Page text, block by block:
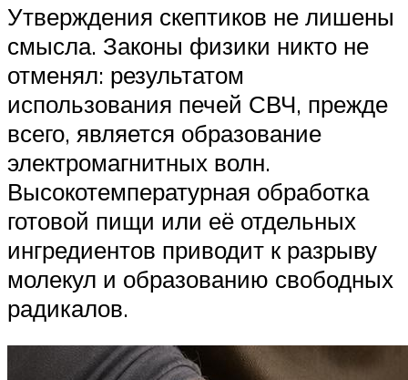
Утверждения скептиков не лишены
смысла. Законы физики никто не
отменял: результатом
использования печей СВЧ, прежде
всего, является образование
электромагнитных волн.
Высокотемпературная обработка
готовой пищи или её отдельных
ингредиентов приводит к разрыву
молекул и образованию свободных
радикалов.